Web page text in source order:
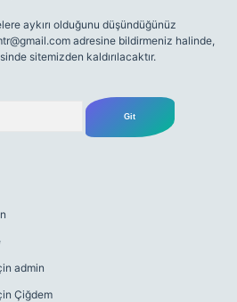
aykırı olduğunu düşündüğünüz
adresine bildirmeniz halinde,
sitemizden kaldırılacaktır.
admin
Çiğdem